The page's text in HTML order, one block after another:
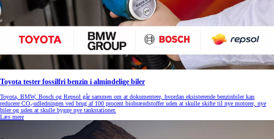
Toyota tester fossilfri benzin i almindelige biler
Toyota, BMW, Bosch og Repsol går sammen om at dokumentere, hvordan eksisterende benzinbiler kan
reducere CO₂-udledningen ved brug af 100 procent biobrændstoffer uden at skulle skifte til nye motorer, nye
biler og uden at skulle bygge nye tankstationer.
Læs mere